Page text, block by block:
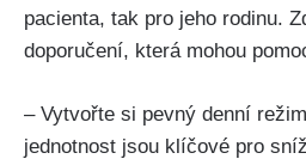
pacienta, tak pro jeho rodinu.
doporučení, která mohou
– Vytvořte si pevný denní
jednotnost jsou klíčové pro